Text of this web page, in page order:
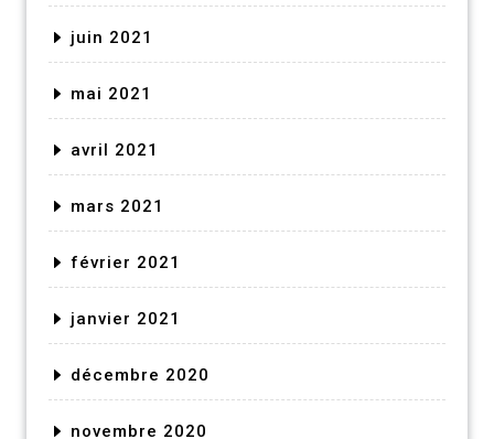
juin 2021
mai 2021
avril 2021
mars 2021
février 2021
janvier 2021
décembre 2020
novembre 2020